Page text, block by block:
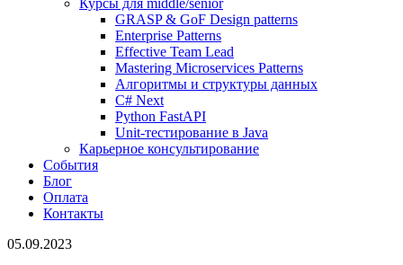
Курсы для middle/senior
GRASP & GoF Design patterns
Enterprise Patterns
Effective Team Lead
Mastering Microservices Patterns
Алгоритмы и структуры данных
C# Next
Python FastAPI
Unit-тестирование в Java
Карьерное консультирование
События
Блог
Оплата
Контакты
05.09.2023